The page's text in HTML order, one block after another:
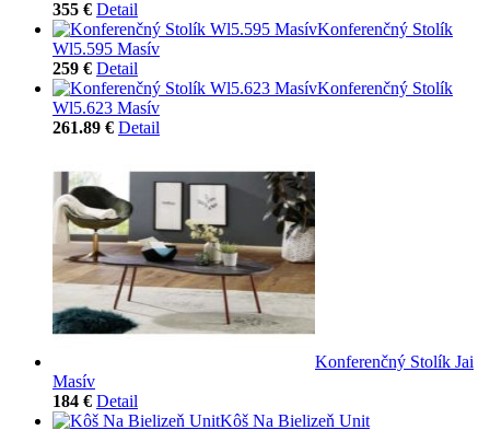
355 € Detail
Konferenčný Stolík
Wl5.595 Masív
259 € Detail
Konferenčný Stolík
Wl5.623 Masív
261.89 € Detail
Konferenčný Stolík Jai
Masív
184 € Detail
Kôš Na Bielizeň Unit